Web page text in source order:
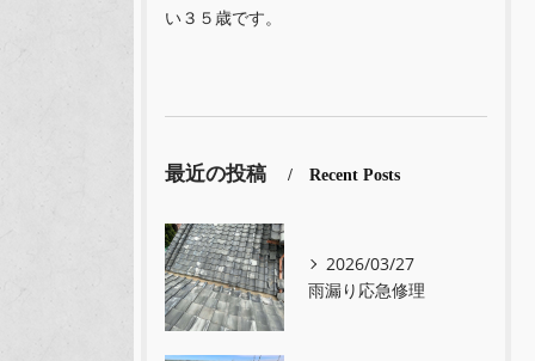
い３５歳です。
最近の投稿 Recent Posts
2026/03/27
雨漏り応急修理